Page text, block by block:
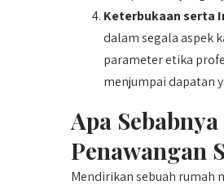
Keterbukaan serta
dalam segala aspek
parameter etika
menjumpai dapatan
Apa
Penawangan
Mendirikan sebuah rumah